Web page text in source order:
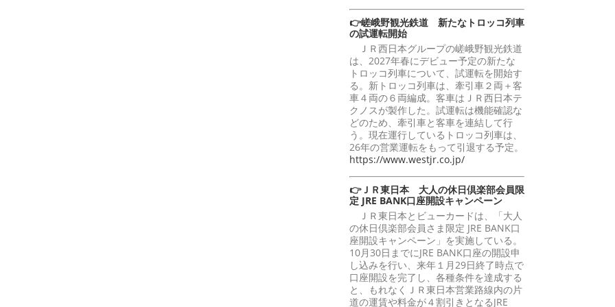
👉嵯峨野観光鉄道 新たなトロッコ列車
の試運転開始
ＪＲ西日本グループの嵯峨野観光鉄道
は、2027年春にデビュー予定の新たな
トロッコ列車について、試運転を開始す
る。新トロッコ列車は、牽引車２両＋客
車４両の６両編成。客車はＪＲ西日本テ
クノスが製作した。試運転は機能確認な
どのため、牽引車と客車を連結して行
う。現在運行しているトロッコ列車は、
26年の営業運転をもって引退する予定。
https://www.westjr.co.jp/
👉ＪＲ東日本 大人の休日倶楽部会員限
定 JRE BANK口座開設キャンペーン
ＪＲ東日本とビューカードは、「大人
の休日倶楽部会員さま限定 JRE BANK口
座開設キャンペーン」を実施している。
10月30日までにJRE BANK口座の開設申
し込みを行い、来年１月29日終了時点で
口座開設を完了し、各種条件を達成する
と、もれなくＪＲ東日本営業路線内の片
道の運賃や料金が４割引きとなるJRE